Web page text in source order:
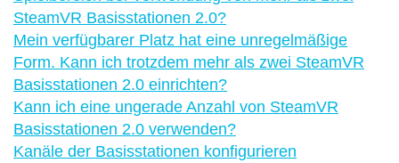
SteamVR Basisstationen 2.0?
Mein verfügbarer Platz hat eine unregelmäßige
Form. Kann ich trotzdem mehr als zwei SteamVR
Basisstationen 2.0 einrichten?
Kann ich eine ungerade Anzahl von SteamVR
Basisstationen 2.0 verwenden?
Kanäle der Basisstationen konfigurieren